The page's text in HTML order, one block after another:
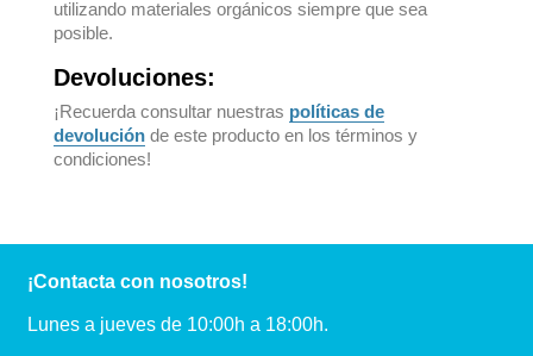
utilizando materiales orgánicos siempre que sea
posible.
Devoluciones:
¡Recuerda consultar nuestras políticas de
devolución de este producto en los términos y
condiciones!
¡Contacta con nosotros!
Lunes a jueves de 10:00h a 18:00h.